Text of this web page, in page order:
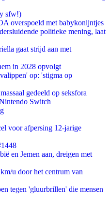
sfw!)
overspoeld met babykonijntjes
politieke mening, laat
gaat strijd aan met
in 2028 opvolgt
op: 'stigma op
gedeeld op seksfora
Switch
voor afpersing 12-jarige
en Jemen aan, dreigen met
u door het centrum van
tegen 'gluurbrillen' die mensen